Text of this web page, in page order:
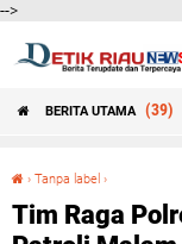
-->
BERITA UTAMA (39)
› Tanpa label ›
Tim Raga